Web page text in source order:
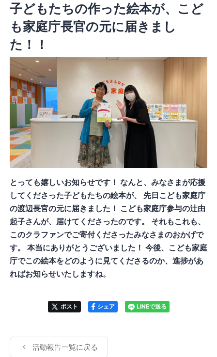
子どもたちの作った絵本が、こど
も家庭庁長官の元に届きまし
た！！
とっても嬉しいお知らせです！ なんと、みなさまが応援
してくださった子どもたちの絵本が、 先日こども家庭庁
の渡辺長官の元に届きました！ こども家庭庁参与の辻由
起子さんが、届けてくださったのです。 それもこれも、
このクラファンでご寄付くださったみなさまのおかげで
す。 本当にありがとうございました！ 今後、こども家庭
庁でこの絵本をどのように見てくださるのか、進捗があ
ればお知らせいたしますね。
ポスト シェア LINEで送る
活動報告一覧に戻る